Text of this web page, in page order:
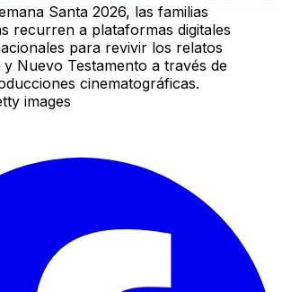
Santa 2026, las familias
recurren a plataformas digitales
para revivir los relatos
Nuevo Testamento a través de
cinematográficas.
images